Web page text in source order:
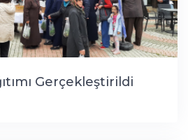
Gerçekleştirildi